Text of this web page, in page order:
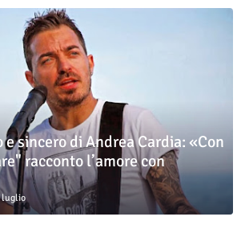
sincero di Andrea Cardia: «Con
racconto l’amore con
luglio